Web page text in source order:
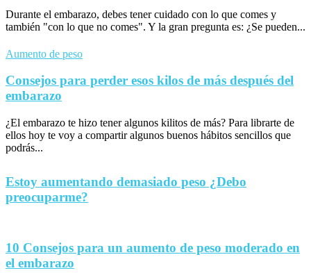
Durante el embarazo, debes tener cuidado con lo que comes y
también "con lo que no comes". Y la gran pregunta es: ¿Se pueden...
Aumento de peso
Consejos para perder esos kilos de más después del
embarazo
¿El embarazo te hizo tener algunos kilitos de más? Para librarte de
ellos hoy te voy a compartir algunos buenos hábitos sencillos que
podrás...
Estoy aumentando demasiado peso ¿Debo
preocuparme?
10 Consejos para un aumento de peso moderado en
el embarazo